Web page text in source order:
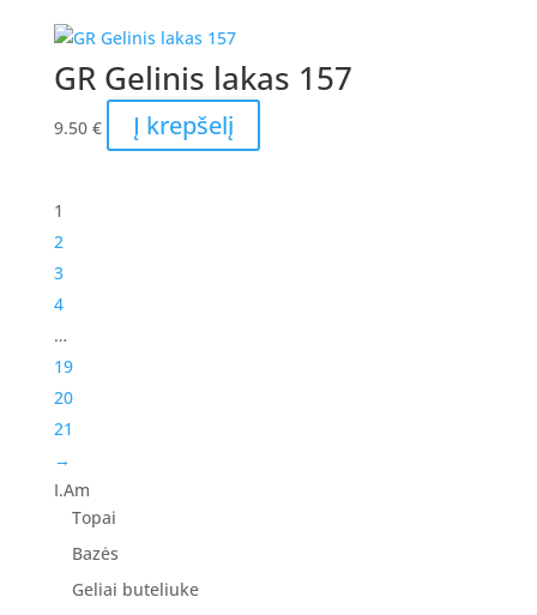
GR Gelinis lakas 157
9.50 € Į krepšelį
1
2
3
4
…
19
20
21
→
I.Am
Topai
Bazės
Geliai buteliuke